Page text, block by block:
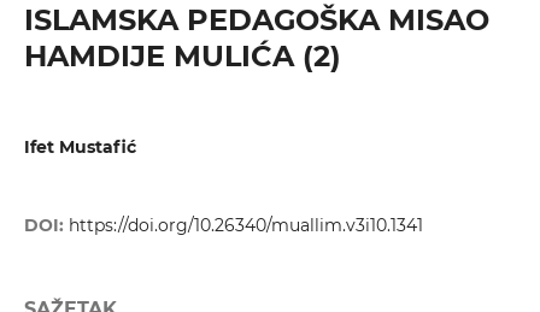
ISLAMSKA PEDAGOŠKA MISAO
HAMDIJE MULIĆA (2)
Ifet Mustafić
DOI: https://doi.org/10.26340/muallim.v3i10.1341